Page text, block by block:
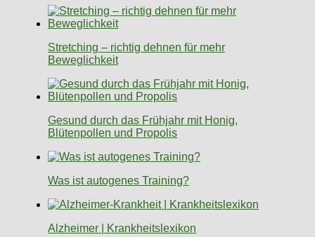
Stretching – richtig dehnen für mehr
Beweglichkeit
Gesund durch das Frühjahr mit Honig,
Blütenpollen und Propolis
Was ist autogenes Training?
Alzheimer | Krankheitslexikon